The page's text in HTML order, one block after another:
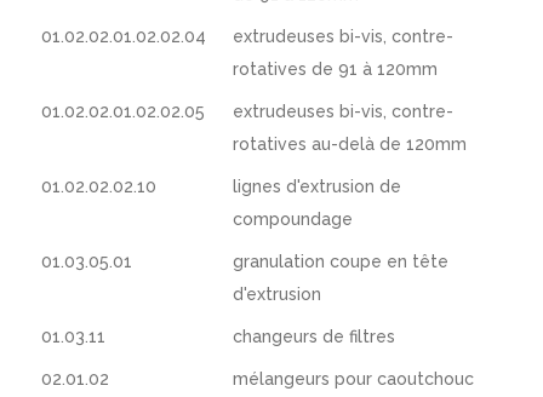
01.02.02.01.02.02.04
extrudeuses bi-vis, contre-
rotatives de 91 à 120mm
01.02.02.01.02.02.05
extrudeuses bi-vis, contre-
rotatives au-delà de 120mm
01.02.02.02.10
lignes d'extrusion de
compoundage
01.03.05.01
granulation coupe en tête
d'extrusion
01.03.11 changeurs de filtres
02.01.02 mélangeurs pour caoutchouc